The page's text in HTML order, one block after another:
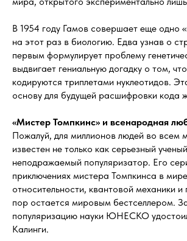
В 1954 году Гамов совершает еще одно
на этот раз в биологию. Едва узнав о
первым формулирует проблему
выдвигает гениальную догадку о том,
кодируются триплетами нуклеотидов.
основу для будущей расшифровки кода
«Мистер Томпкинс» и всенародная
Пожалуй, для миллионов людей во всем
известен не только как серьезный
неподражаемый популяризатор. Его
приключениях мистера Томпкинса в
относительности, квантовой механики и
пор остается мировым бестселлером.
популяризацию науки ЮНЕСКО
Калинги.